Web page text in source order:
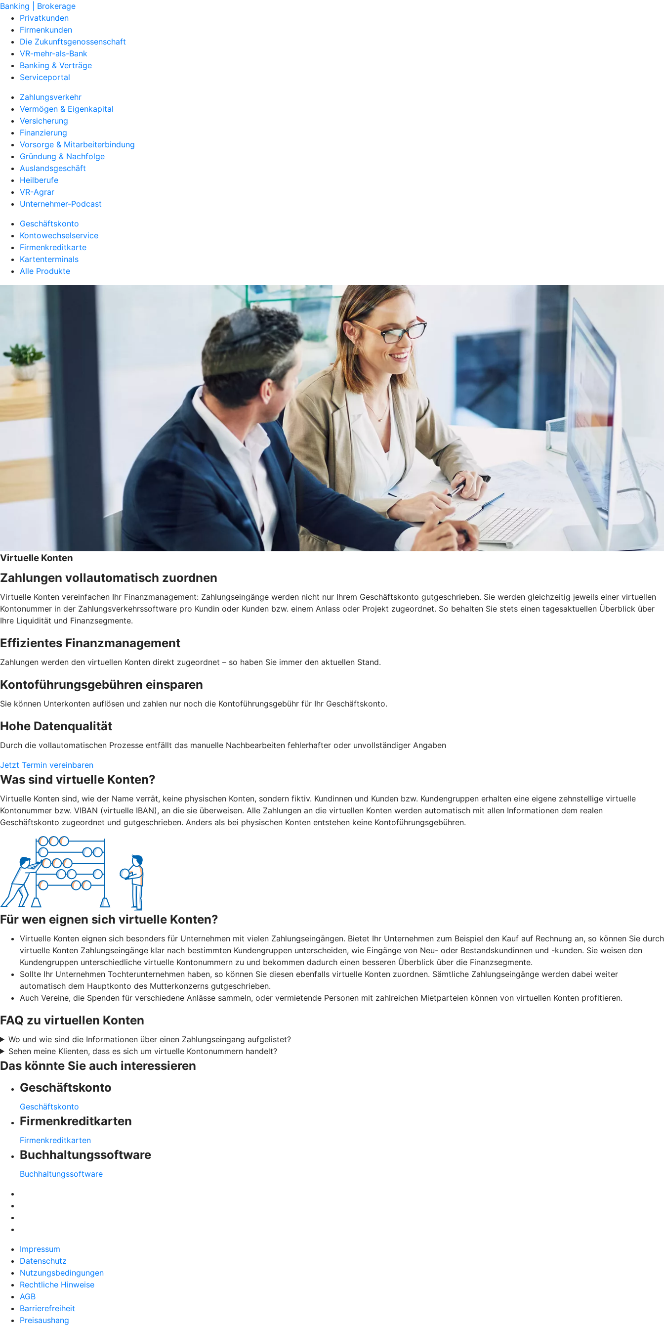
Banking | Brokerage
Privatkunden
Firmenkunden
Die Zukunftsgenossenschaft
VR-mehr-als-Bank
Banking & Verträge
Serviceportal
Zahlungsverkehr
Vermögen & Eigenkapital
Versicherung
Finanzierung
Vorsorge & Mitarbeiterbindung
Gründung & Nachfolge
Auslandsgeschäft
Heilberufe
VR-Agrar
Unternehmer-Podcast
Geschäftskonto
Kontowechselservice
Firmenkreditkarte
Kartenterminals
Alle Produkte
Virtuelle Konten
Zahlungen vollautomatisch zuordnen
Virtuelle Konten vereinfachen Ihr Finanzmanagement: Zahlungseingänge werden nicht nur Ihrem Geschäftskonto gutgeschrieben. Sie werden gleichzeitig jeweils einer virtuellen
Kontonummer in der Zahlungsverkehrssoftware pro Kundin oder Kunden bzw. einem Anlass oder Projekt zugeordnet. So behalten Sie stets einen tagesaktuellen Überblick über
Ihre Liquidität und Finanzsegmente.
Effizientes Finanzmanagement
Zahlungen werden den virtuellen Konten direkt zugeordnet – so haben Sie immer den aktuellen Stand.
Kontoführungsgebühren einsparen
Sie können Unterkonten auflösen und zahlen nur noch die Kontoführungsgebühr für Ihr Geschäftskonto.
Hohe Datenqualität
Durch die vollautomatischen Prozesse entfällt das manuelle Nachbearbeiten fehlerhafter oder unvollständiger Angaben
Jetzt Termin vereinbaren
Was sind virtuelle Konten?
Virtuelle Konten sind, wie der Name verrät, keine physischen Konten, sondern fiktiv. Kundinnen und Kunden bzw. Kundengruppen erhalten eine eigene zehnstellige virtuelle
Kontonummer bzw. VIBAN (virtuelle IBAN), an die sie überweisen. Alle Zahlungen an die virtuellen Konten werden automatisch mit allen Informationen dem realen
Geschäftskonto zugeordnet und gutgeschrieben. Anders als bei physischen Konten entstehen keine Kontoführungsgebühren.
Für wen eignen sich virtuelle Konten?
Virtuelle Konten eignen sich besonders für Unternehmen mit vielen Zahlungseingängen. Bietet Ihr Unternehmen zum Beispiel den Kauf auf Rechnung an, so können Sie durch
virtuelle Konten Zahlungseingänge klar nach bestimmten Kundengruppen unterscheiden, wie Eingänge von Neu- oder Bestandskundinnen und -kunden. Sie weisen den
Kundengruppen unterschiedliche virtuelle Kontonummern zu und bekommen dadurch einen besseren Überblick über die Finanzsegmente.
Sollte Ihr Unternehmen Tochterunternehmen haben, so können Sie diesen ebenfalls virtuelle Konten zuordnen. Sämtliche Zahlungseingänge werden dabei weiter
automatisch dem Hauptkonto des Mutterkonzerns gutgeschrieben.
Auch Vereine, die Spenden für verschiedene Anlässe sammeln, oder vermietende Personen mit zahlreichen Mietparteien können von virtuellen Konten profitieren.
FAQ zu virtuellen Konten
Wo und wie sind die Informationen über einen Zahlungseingang aufgelistet?
Sehen meine Klienten, dass es sich um virtuelle Kontonummern handelt?
Das könnte Sie auch interessieren
Geschäftskonto
Geschäftskonto
Firmenkreditkarten
Firmenkreditkarten
Buchhaltungssoftware
Buchhaltungssoftware
Impressum
Datenschutz
Nutzungsbedingungen
Rechtliche Hinweise
AGB
Barrierefreiheit
Preisaushang